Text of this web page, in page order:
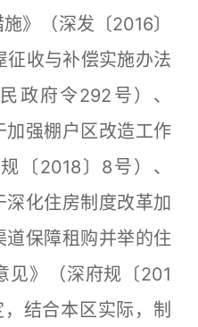
》（深发〔2016〕
征收与补偿实施办法
政府令292号）、
加强棚户区改造工作
〔2018〕8号）、
深化住房制度改革加
保障租购并举的住
见》（深府规〔201
结合本区实际，制